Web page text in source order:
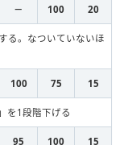
－ 100 20
る。なついていないほ
100 75 15
を1段階下げる
95 100 15